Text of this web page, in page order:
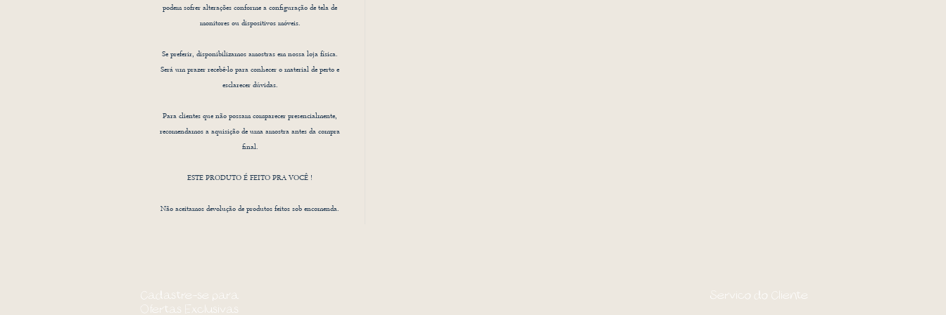
podem sofrer alterações conforme a configuração de tela de
monitores ou dispositivos móveis.
Se preferir, disponibilizamos amostras em nossa loja física.
Será um prazer recebê-lo para conhecer o material de perto e
esclarecer dúvidas.
Para clientes que não possam comparecer presencialmente,
recomendamos a aquisição de uma amostra antes da compra
final.
ESTE PRODUTO É FEITO PRA VOCÊ !
Não aceitamos devolução de produtos feitos sob encomenda.
Cadastre-se para
Ofertas Exclusivas
Serviço do Cliente